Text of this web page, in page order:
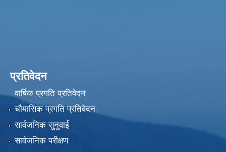
प्रतिवेदन
वार्षिक प्रगति प्रतिवेदन
चौमासिक प्रगति प्रतिवेदन
सार्वजनिक सुनुवाई
सार्वजनिक परीक्षण